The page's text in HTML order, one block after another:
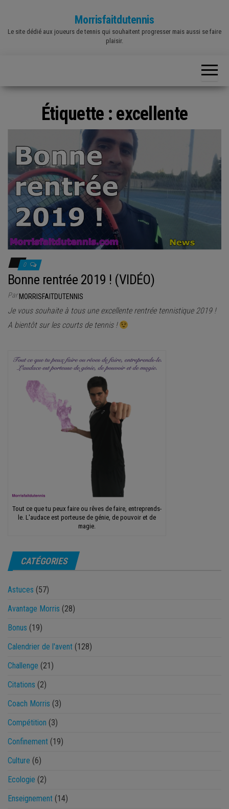
the
Morrisfaitdutennis
Le site dédié aux joueurs de tennis qui souhaitent progresser mais aussi se faire
plaisir.
Étiquette : excellente
0
Bonne rentrée 2019 ! (VIDÉO)
ParMORRISFAITDUTENNIS
Je vous souhaite à tous une excellente rentrée tennistique 2019 !
A bientôt sur les courts de tennis !
Tout ce que tu peux faire ou rêves de faire, entreprends-
le. L'audace est porteuse de génie, de pouvoir et de
magie.
CATÉGORIES
Astuces (57)
Avantage Morris (28)
Bonus (19)
Calendrier de l'avent (128)
Challenge (21)
Citations (2)
Coach Morris (3)
Compétition (3)
Confinement (19)
Culture (6)
Ecologie (2)
Enseignement (14)